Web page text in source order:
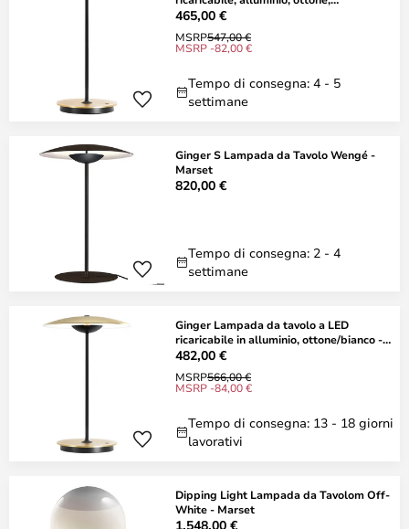
dimmerabile -
465,00 €
MSRP547,00 €
MSRP -82,00 €
Tempo di consegna: 4 - 5
settimane
Ginger S Lampada da Tavolo Wengé -
Marset
820,00 €
Tempo di consegna: 2 - 4
settimane
Ginger Lampada da tavolo a LED
ricaricabile in alluminio, ottone/bianco -
MARSET
482,00 €
MSRP566,00 €
MSRP -84,00 €
Tempo di consegna: 13 - 18 giorni
lavorativi
Dipping Light Lampada da Tavolom Off-
White - Marset
1.548,00 €